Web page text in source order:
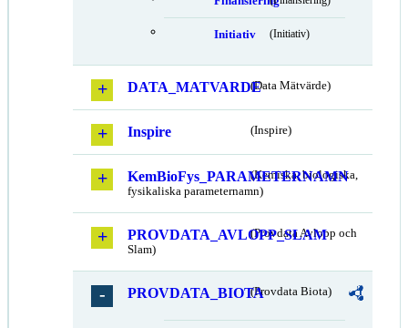
Initiativ (Initiativ)
DATA_MATVARDE(Data Mätvärde)
Inspire (Inspire)
KemBioFys_PARAMETERNAMN
(Kemiska, biologiska,
fysikaliska parameternamn)
PROVDATA_AVLOPP_SLAM
(Provdata Avlopp och
Slam)
PROVDATA_BIOTA(Provdata Biota)